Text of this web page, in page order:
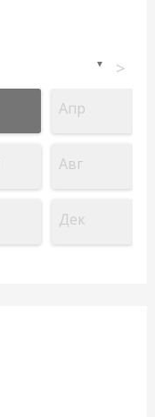
▼ >
Апр
Авг
Дек